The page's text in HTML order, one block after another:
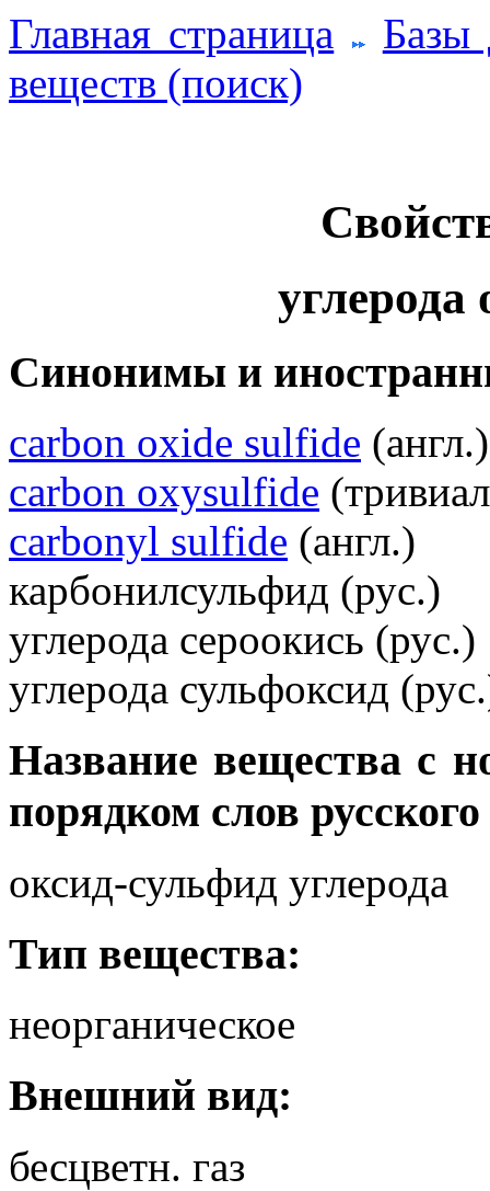
Главная страница
Базы
веществ (поиск)
углерода
Синонимы и
carbon oxide sulfide (англ.)
carbon oxysulfide
carbonyl sulfide (англ.)
карбонилсульфид (рус.)
углерода сероокись (рус.)
углерода сульфоксид
Название вещества с
порядком слов
оксид-сульфид углерода
Тип вещества:
неорганическое
Внешний вид:
бесцветн. газ